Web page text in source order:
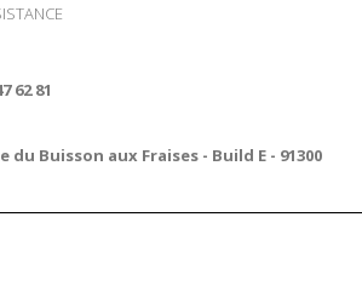
62 81
du Buisson aux Fraises - Build E - 91300